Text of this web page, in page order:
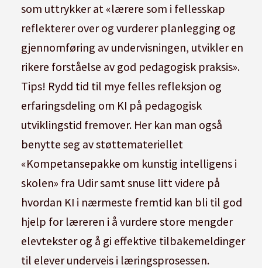
som uttrykker at «lærere som i fellesskap
reflekterer over og vurderer planlegging og
gjennomføring av undervisningen, utvikler en
rikere forståelse av god pedagogisk praksis».
Tips! Rydd tid til mye felles refleksjon og
erfaringsdeling om KI på pedagogisk
utviklingstid fremover. Her kan man også
benytte seg av støttemateriellet
«Kompetansepakke om kunstig intelligens i
skolen» fra Udir samt snuse litt videre på
hvordan KI i nærmeste fremtid kan bli til god
hjelp for læreren i å vurdere store mengder
elevtekster og å gi effektive tilbakemeldinger
til elever underveis i læringsprosessen.